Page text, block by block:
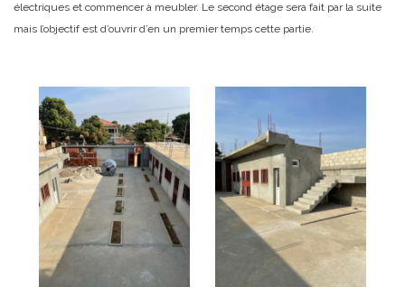
électriques et commencer à meubler. Le second étage sera fait par la suite
mais l’objectif est d’ouvrir d’en un premier temps cette partie.